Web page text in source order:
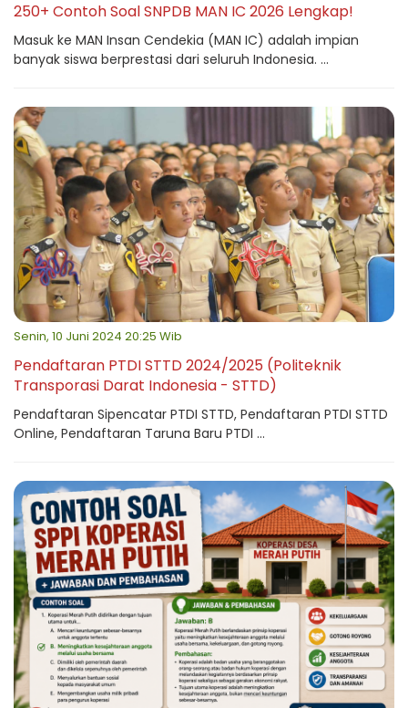
250+ Contoh Soal SNPDB MAN IC 2026 Lengkap!
Masuk ke MAN Insan Cendekia (MAN IC) adalah impian
banyak siswa berprestasi dari seluruh Indonesia. ...
Senin, 10 Juni 2024 20:25 Wib
Pendaftaran PTDI STTD 2024/2025 (Politeknik
Transporasi Darat Indonesia - STTD)
Pendaftaran Sipencatar PTDI STTD, Pendaftaran PTDI STTD
Online, Pendaftaran Taruna Baru PTDI ...